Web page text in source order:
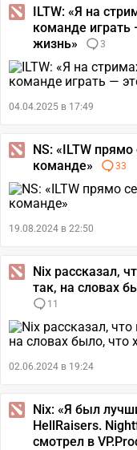
ILTW: «Я на
команде играть
жизнь»
3
04.04.2025 в 17:49
NS: «ILTW
команде»
33
19.08.2024 в 22:50
Nix рассказал,
так, на словах
11
02.06.2024 в 19:24
Nix: «Я был
HellRaisers.
смотрел в